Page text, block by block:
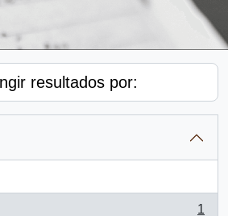
resultados por:
1